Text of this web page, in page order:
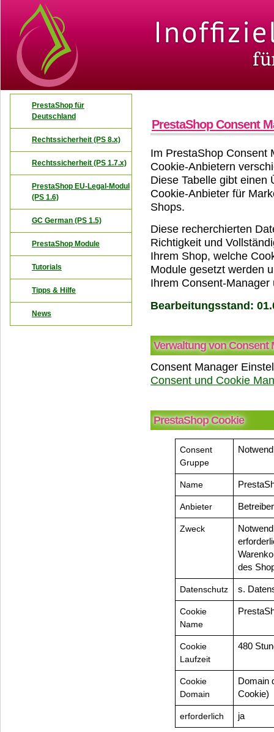
PrestaShop Consent
Im PrestaShop Consent
Cookie-Anbietern
Diese Tabelle gibt einen
Cookie-Anbieter für
Shops.
Diese recherchierten
Richtigkeit und
Ihrem Shop, welche
Module gesetzt werden
Ihrem Consent-
Bearbeitungsstand:
Verwaltung von Consent
Consent Manager
Consent und Cookie
PrestaShop Cookie
Consent
Gruppe
Name
Anbieter
Zweck
des
Datenschutz s.
Cookie
Name
Cookie
Laufzeit
480
Cookie
Domain
Domain
Cookie)
erforderlich ja
PrestaShop für
Deutschland
Rechtssicherheit (PS 8.x)
Rechtssicherheit (PS 1.7.x)
PrestaShop EU-Legal-Modul
(PS 1.6)
GC German (PS 1.5)
PrestaShop Module
Tutorials
Tipps & Hilfe
News